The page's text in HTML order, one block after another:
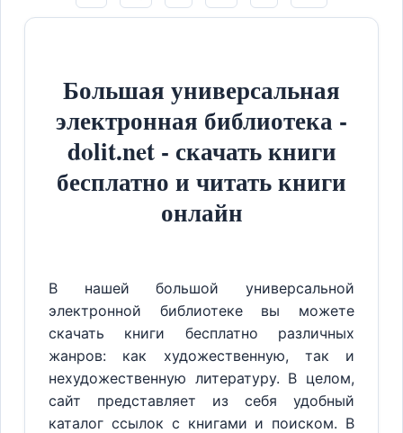
Большая универсальная
электронная библиотека -
dolit.net - скачать книги
бесплатно и читать книги
онлайн
В нашей большой универсальной
электронной библиотеке вы можете
скачать книги бесплатно различных
жанров: как художественную, так и
нехудожественную литературу. В целом,
сайт представляет из себя удобный
каталог ссылок с книгами и поиском. В